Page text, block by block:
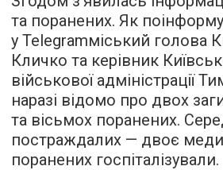
та поранених. Як
у Telegramміський голова
Кличко та керівник
військової адміністрації
наразі відомо про двох
та вісьмох поранених.
постраждалих — двоє
поранених госпіталізували.